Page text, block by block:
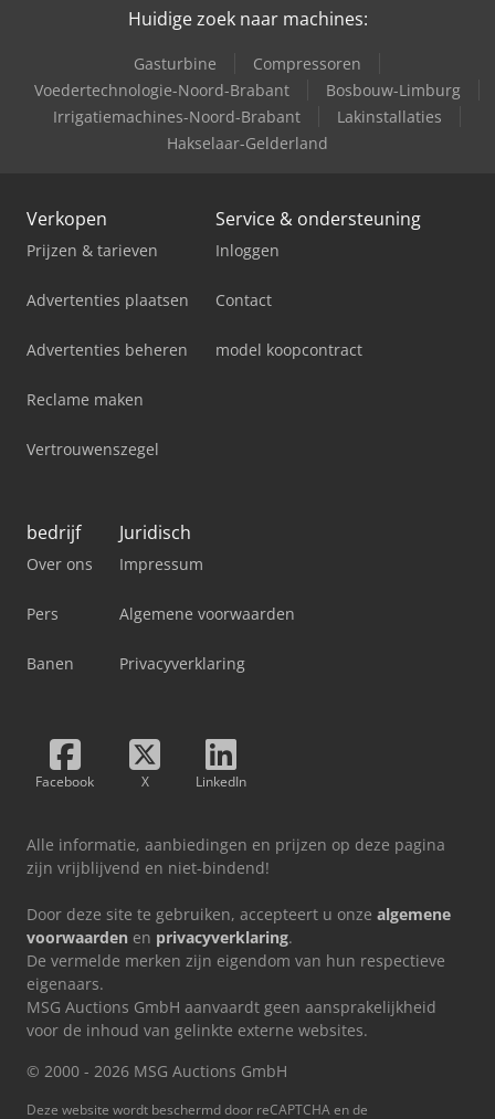
Knikmops Km250 Te
Knikmops Wiellader 20 Ton Kniklader
Knikmops Wiellader Telescoopmast
Huidige zoek naar machines:
Gasturbine
Compressoren
Voedertechnologie-Noord-Brabant
Bosbouw-Limburg
Irrigatiemachines-Noord-Brabant
Lakinstallaties
Hakselaar-Gelderland
Verkopen
Prijzen & tarieven
Advertenties plaatsen
Advertenties beheren
Reclame maken
Vertrouwenszegel
Service & ondersteuning
Inloggen
Contact
model koopcontract
bedrijf
Over ons
Pers
Banen
Juridisch
Impressum
Algemene voorwaarden
Privacyverklaring
Facebook X LinkedIn
Alle informatie, aanbiedingen en prijzen op deze pagina
zijn vrijblijvend en niet-bindend!
Door deze site te gebruiken, accepteert u onze algemene
voorwaarden en privacyverklaring.
De vermelde merken zijn eigendom van hun respectieve
eigenaars.
MSG Auctions GmbH aanvaardt geen aansprakelijkheid
voor de inhoud van gelinkte externe websites.
© 2000 - 2026 MSG Auctions GmbH
Deze website wordt beschermd door reCAPTCHA en de